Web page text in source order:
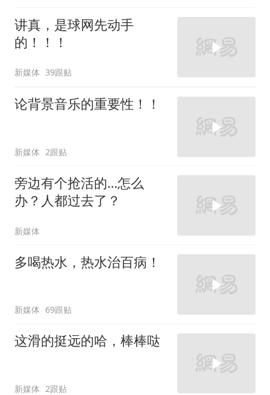
讲真，是球网先动手
的！！！
新媒体 39跟贴
论背景音乐的重要性！！
新媒体 2跟贴
旁边有个抢活的…怎么
办？人都过去了？
新媒体
多喝热水，热水治百病！
新媒体 69跟贴
这滑的挺远的哈，棒棒哒
新媒体 2跟贴